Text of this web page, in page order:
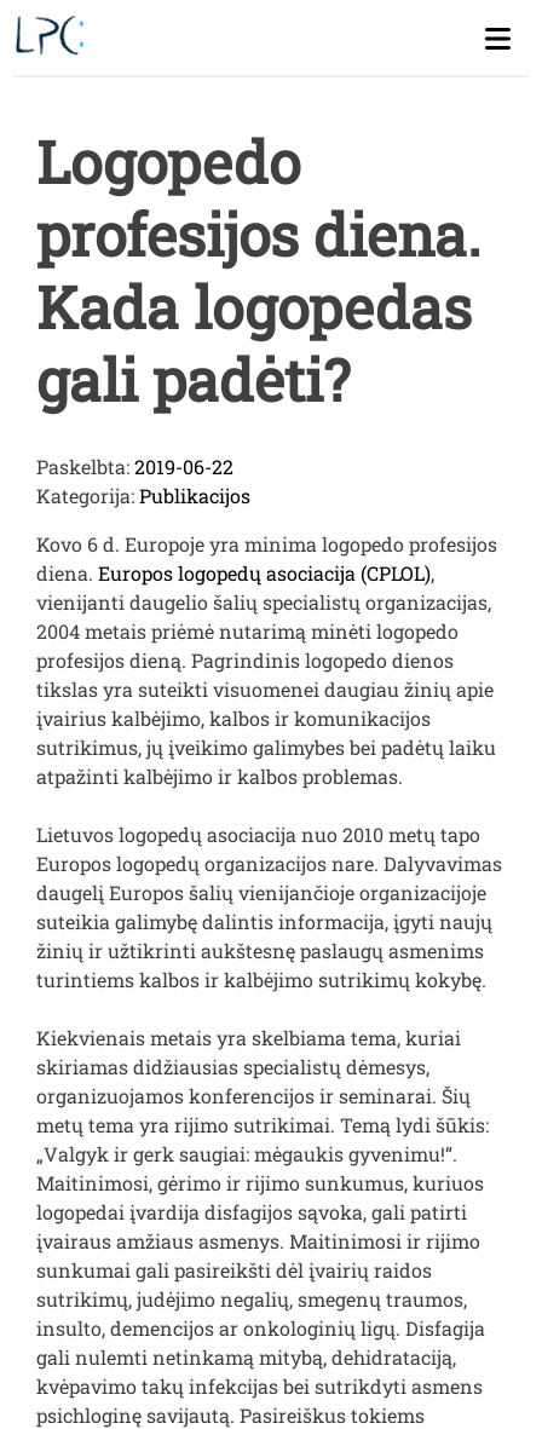
Skip
to
Logopedo
profesijos diena.
Kada logopedas
gali padėti?
Paskelbta:2019-06-22
Kategorija:Publikacijos
Kovo 6 d. Europoje yra minima logopedo profesijos
diena. Europos logopedų asociacija (CPLOL),
vienijanti daugelio šalių specialistų organizacijas,
2004 metais priėmė nutarimą minėti logopedo
profesijos dieną. Pagrindinis logopedo dienos
tikslas yra suteikti visuomenei daugiau žinių apie
įvairius kalbėjimo, kalbos ir komunikacijos
sutrikimus, jų įveikimo galimybes bei padėtų laiku
atpažinti kalbėjimo ir kalbos problemas.
Lietuvos logopedų asociacija nuo 2010 metų tapo
Europos logopedų organizacijos nare. Dalyvavimas
daugelį Europos šalių vienijančioje organizacijoje
suteikia galimybę dalintis informacija, įgyti naujų
žinių ir užtikrinti aukštesnę paslaugų asmenims
turintiems kalbos ir kalbėjimo sutrikimų kokybę.
Kiekvienais metais yra skelbiama tema, kuriai
skiriamas didžiausias specialistų dėmesys,
organizuojamos konferencijos ir seminarai. Šių
metų tema yra rijimo sutrikimai. Temą lydi šūkis:
„Valgyk ir gerk saugiai: mėgaukis gyvenimu!“.
Maitinimosi, gėrimo ir rijimo sunkumus, kuriuos
logopedai įvardija disfagijos sąvoka, gali patirti
įvairaus amžiaus asmenys. Maitinimosi ir rijimo
sunkumai gali pasireikšti dėl įvairių raidos
sutrikimų, judėjimo negalių, smegenų traumos,
insulto, demencijos ar onkologinių ligų. Disfagija
gali nulemti netinkamą mitybą, dehidrataciją,
kvėpavimo takų infekcijas bei sutrikdyti asmens
psichloginę savijautą. Pasireiškus tokiems